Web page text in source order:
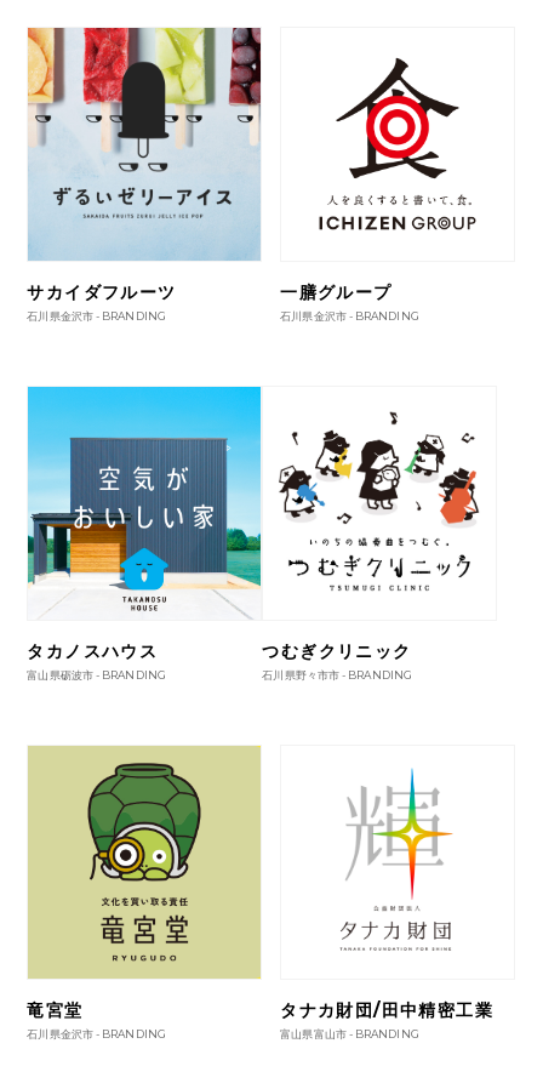
サカイダフルーツ
石川県金沢市 - BRANDING
一膳グループ
石川県金沢市 - BRANDING
タカノスハウス
富山県砺波市 - BRANDING
つむぎクリニック
石川県野々市市 - BRANDING
竜宮堂
石川県金沢市 - BRANDING
タナカ財団/田中精密工業
富山県富山市 - BRANDING